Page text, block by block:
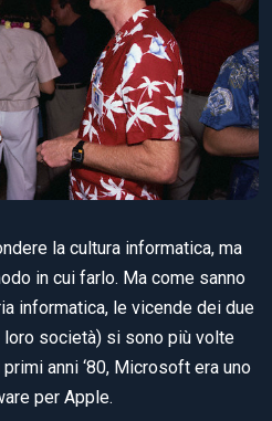
la cultura informatica, ma
in cui farlo. Ma come sanno
informatica, le vicende dei due
loro società) si sono più volte
anni ‘80, Microsoft era uno
per Apple.